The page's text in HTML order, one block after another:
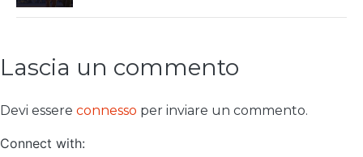
Lascia un commento
Devi essere connesso per inviare un commento.
Connect with: